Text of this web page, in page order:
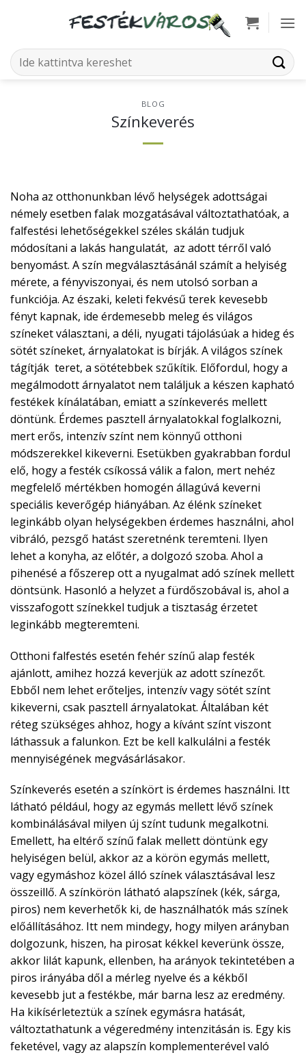
Keresés
a
BLOG
Színkeverés
Noha az otthonunkban lévő helységek adottságai
némely esetben falak mozgatásával változtathatóak, a
falfestési lehetőségekkel széles skálán tudjuk
módosítani a lakás hangulatát, az adott térről való
benyomást. A szín megválasztásánál számít a helyiség
mérete, a fényviszonyai, és nem utolsó sorban a
funkciója. Az északi, keleti fekvésű terek kevesebb
fényt kapnak, ide érdemesebb meleg és világos
színeket választani, a déli, nyugati tájolásúak a hideg és
sötét színeket, árnyalatokat is bírják. A világos színek
tágítják teret, a sötétebbek szűkítik. Előfordul, hogy a
megálmodott árnyalatot nem találjuk a készen kapható
festékek kínálatában, emiatt a színkeverés mellett
döntünk. Érdemes pasztell árnyalatokkal foglalkozni,
mert erős, intenzív színt nem könnyű otthoni
módszerekkel kikeverni. Esetükben gyakrabban fordul
elő, hogy a festék csíkossá válik a falon, mert nehéz
megfelelő mértékben homogén állagúvá keverni
speciális keverőgép hiányában. Az élénk színeket
leginkább olyan helységekben érdemes használni, ahol
vibráló, pezsgő hatást szeretnénk teremteni. Ilyen
lehet a konyha, az előtér, a dolgozó szoba. Ahol a
pihenésé a főszerep ott a nyugalmat adó színek mellett
döntsünk. Hasonló a helyzet a fürdőszobával is, ahol a
visszafogott színekkel tudjuk a tisztaság érzetet
leginkább megteremteni.
Otthoni falfestés esetén fehér színű alap festék
ajánlott, amihez hozzá keverjük az adott színezőt.
Ebből nem lehet erőteljes, intenzív vagy sötét színt
kikeverni, csak pasztell árnyalatokat. Általában két
réteg szükséges ahhoz, hogy a kívánt színt viszont
láthassuk a falunkon. Ezt be kell kalkulálni a festék
mennyiségének megvásárlásakor.
Színkeverés esetén a színkört is érdemes használni. Itt
látható például, hogy az egymás mellett lévő színek
kombinálásával milyen új színt tudunk megalkotni.
Emellett, ha eltérő színű falak mellett döntünk egy
helyiségen belül, akkor az a körön egymás mellett,
vagy egymáshoz közel álló színek választásával lesz
összeillő. A színkörön látható alapszínek (kék, sárga,
piros) nem keverhetők ki, de használhatók más színek
előállításához. Itt nem mindegy, hogy milyen arányban
dolgozunk, hiszen, ha pirosat kékkel keverünk össze,
akkor lilát kapunk, ellenben, ha arányok tekintetében a
piros irányába dől a mérleg nyelve és a kékből
kevesebb jut a festékbe, már barna lesz az eredmény.
Ha kikísérleteztük a színek egymásra hatását,
változtathatunk a végeredmény intenzitásán is. Egy kis
feketével, vagy az alapszín komplementerével való